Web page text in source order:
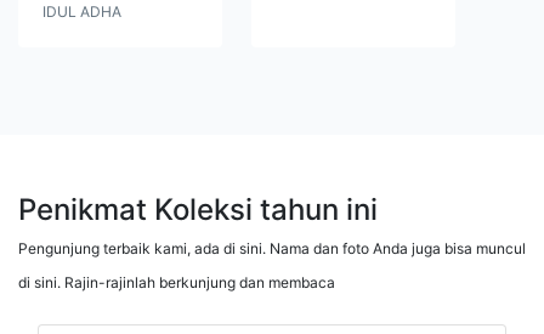
IDUL ADHA
Penikmat Koleksi tahun ini
Pengunjung terbaik kami, ada di sini. Nama dan foto Anda juga bisa muncul
di sini. Rajin-rajinlah berkunjung dan membaca